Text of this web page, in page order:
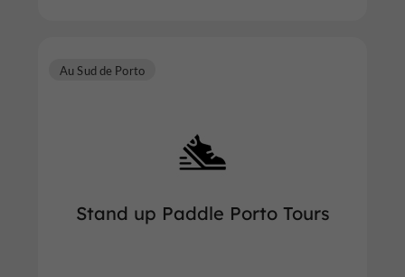
Stand up Paddle Porto Tours
Au Sud de Porto